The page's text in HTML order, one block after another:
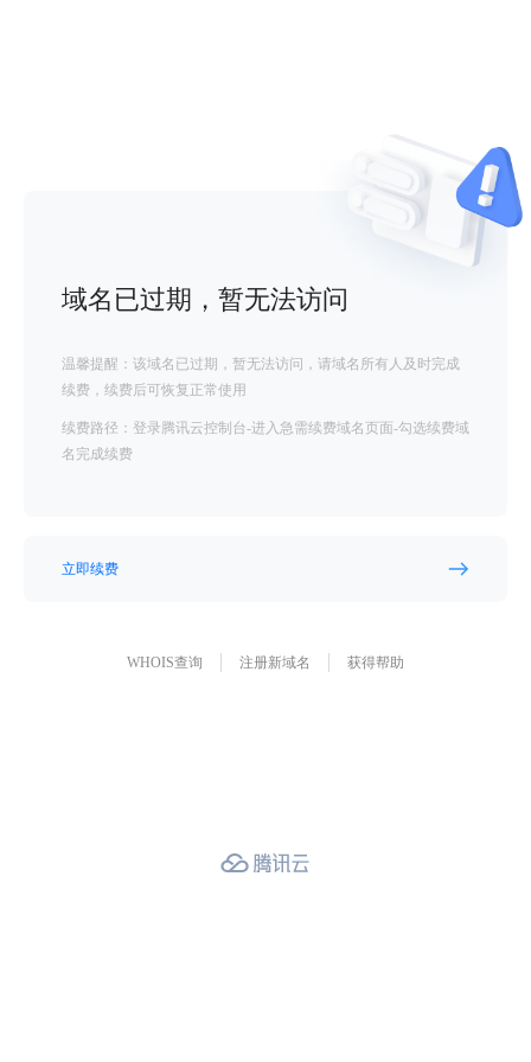
域名已过期，暂无法访问
温馨提醒：该域名已过期，暂无法访问，请域名所有人及时完成
续费，续费后可恢复正常使用
续费路径：登录腾讯云控制台-进入急需续费域名页面-勾选续费域
名完成续费
立即续费
WHOIS查询 注册新域名 获得帮助